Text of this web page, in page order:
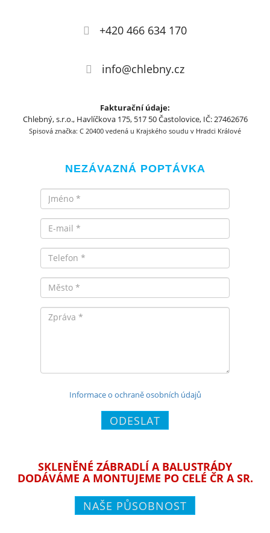
+420 466 634 170
info@chlebny.cz
Fakturační údaje:
Chlebný, s.r.o., Havlíčkova 175, 517 50 Častolovice, IČ: 27462676
Spisová značka: C 20400 vedená u Krajského soudu v Hradci Králové
NEZÁVAZNÁ POPTÁVKA
Informace o ochraně osobních údajů
ODESLAT
SKLENĚNÉ ZÁBRADLÍ A BALUSTRÁDY
DODÁVÁME A MONTUJEME PO CELÉ ČR A SR.
NAŠE PŮSOBNOST